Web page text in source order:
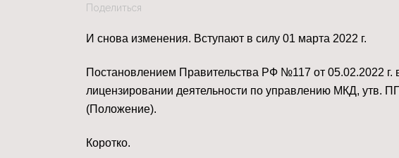
Поделиться
И снова изменения. Вступают в силу 01 марта 2022 г. ⠀
Постановлением Правительства РФ №117 от 05.02.2022
лицензировании деятельности по управлению МКД, утв.
(Положение). ⠀
Коротко.